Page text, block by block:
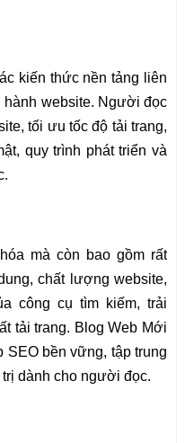
kiến thức nền tảng liên
hành website. Người đọc
tối ưu tốc độ tải trang,
quy trình phát triển và
mà còn bao gồm rất
chất lượng website,
công cụ tìm kiếm, trải
tải trang. Blog Web Mới
bền vững, tập trung
dành cho người đọc.